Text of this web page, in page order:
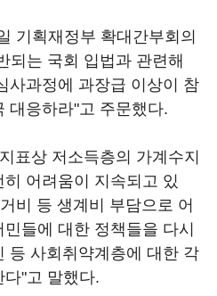
기획재정부 확대간부회의
되는 국회 입법과 관련해
사과정에 과장급 이상이 참
대응하라"고 주문했다.
표상 저소득층의 가계수지
어려움이 지속되고 있
비 등 생계비 부담으로 어
들에 대한 정책들을 다시
등 사회취약계층에 대한 각
다"고 말했다.